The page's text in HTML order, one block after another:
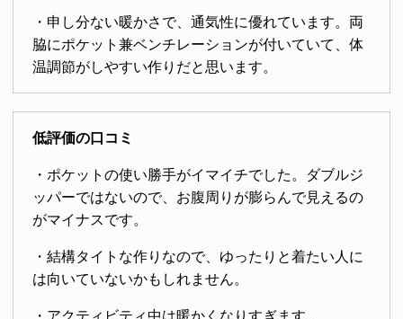
・申し分ない暖かさで、通気性に優れています。両
脇にポケット兼ベンチレーションが付いていて、体
温調節がしやすい作りだと思います。
低評価の口コミ
・ポケットの使い勝手がイマイチでした。ダブルジ
ッパーではないので、お腹周りが膨らんで見えるの
がマイナスです。
・結構タイトな作りなので、ゆったりと着たい人に
は向いていないかもしれません。
・アクティビティ中は暖かくなりすぎます。